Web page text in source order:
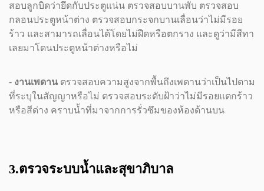
สอบลูกบิดว่ายึดกับประตูแน่น ตรวจสอบบานพับ ตรวจสอบ
กลอนประตูหน้าต่าง ตรวจสอบกระจกบานเลื่อนว่าไม่มีรอย
ร้าว และสามารถเลื่อนได้โดยไม่ฝืดหรือตกราง และดูว่ามีสีทา
เลยมาโดนประตูหน้าต่างหรือไม่
- งานเพดาน ตรวจสอบความสูงจากพื้นถึงเพดานว่าเป็นไปตาม
ที่ระบุในสัญญาหรือไม่ ตรวจสอบระดับฝ้าว่าไม่มีรอยแตกร้าว
หรือสีด่าง คราบน้ำที่มาจากการรั่วซึมของห้องด้านบน
3.ตรวจระบบน้ำและสุขาภิบาล